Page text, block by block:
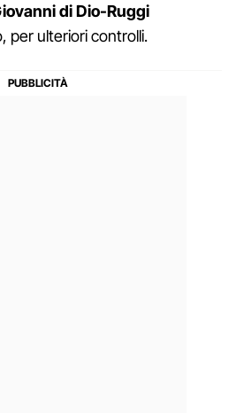
di Dio-Ruggi
per ulteriori controlli.